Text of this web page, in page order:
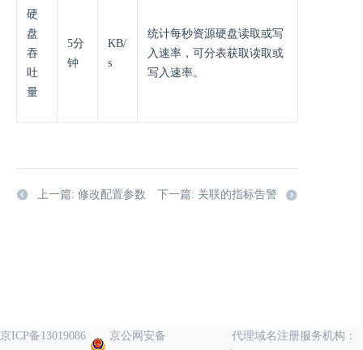
硬
盘
吞
吐
量
5分
钟
KB/
s
统计每秒资源硬盘读取或写
入速率，可分表获取读取或
写入速率。
上一篇: 修改配置参数 下一篇: 关联的指标告警
京ICP备13019086
京公网安备
代理域名注册服务机构：